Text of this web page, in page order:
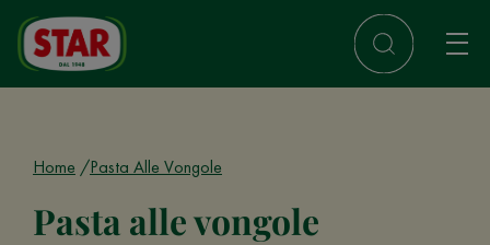
Home Pasta Alle Vongole
Pasta alle vongole